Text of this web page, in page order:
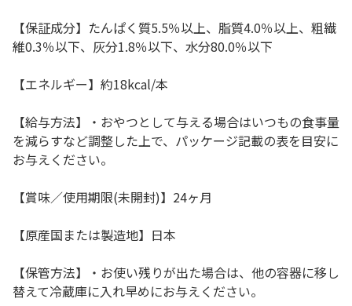
【保証成分】たんぱく質5.5％以上、脂質4.0％以上、粗繊
維0.3％以下、灰分1.8％以下、水分80.0％以下
【エネルギー】約18kcal/本
【給与方法】・おやつとして与える場合はいつもの食事量
を減らすなど調整した上で、パッケージ記載の表を目安に
お与えください。
【賞味／使用期限(未開封)】24ヶ月
【原産国または製造地】日本
【保管方法】・お使い残りが出た場合は、他の容器に移し
替えて冷蔵庫に入れ早めにお与えください。